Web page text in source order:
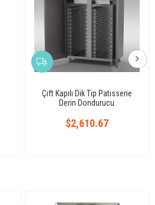
Çift Kapılı Dik Tip Patisserie
Derin Dondurucu
$2,610.67